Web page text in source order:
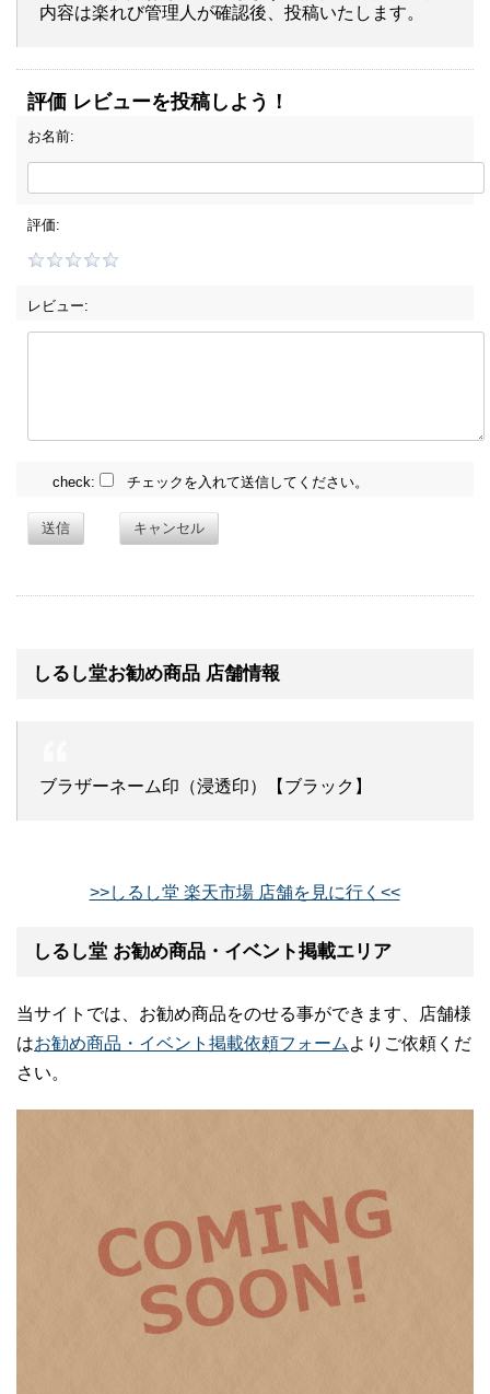
内容は楽れび管理人が確認後、投稿いたします。
評価 レビューを投稿しよう！
お名前:
評価:
レビュー:
check: チェックを入れて送信してください。
送信 キャンセル
しるし堂お勧め商品 店舗情報
ブラザーネーム印（浸透印）【ブラック】
>>しるし堂 楽天市場 店舗を見に行く<<
しるし堂 お勧め商品・イベント掲載エリア
当サイトでは、お勧め商品をのせる事ができます、店舗様
はお勧め商品・イベント掲載依頼フォーム よりご依頼くだ
さい。